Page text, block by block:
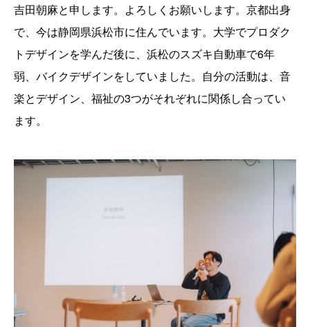
吉田朝麻と申します。よろしくお願いします。京都出身
で、今は静岡県浜松市に住んでいます。大学でプロダク
トデザインを学んだ後に、浜松のスズキ自動車で6年
弱、バイクデザインをしていました。自分の活動は、音
楽とデザイン、福祉の3つがそれぞれに関係し合ってい
ます。